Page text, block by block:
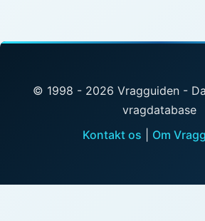
© 1998 - 2026 Vragguiden -
vragdatabase
Kontakt os
Om